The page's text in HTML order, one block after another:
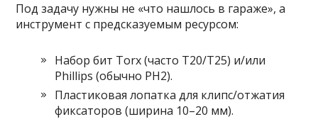
Под задачу нужны не «что нашлось в гараже», а
инструмент с предсказуемым ресурсом:
Набор бит Torx (часто T20/T25) и/или
Phillips (обычно PH2).
Пластиковая лопатка для клипс/отжатия
фиксаторов (ширина 10–20 мм).